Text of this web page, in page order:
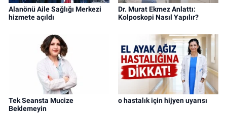
Alanönü Aile Sağlığı Merkezi
hizmete açıldı
Dr. Murat Ekmez Anlattı:
Kolposkopi Nasıl Yapılır?
Tek Seansta Mucize
Beklemeyin
o hastalık için hijyen uyarısı